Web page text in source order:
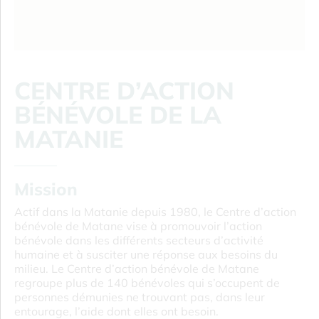
Actif dans la Matanie depuis 1980, le Centre d’action
bénévole de Matane vise à promouvoir l’action
bénévole dans les différents secteurs d’activité
humaine et à susciter une réponse aux besoins du
milieu. Le Centre d’action bénévole de Matane
regroupe plus de 140 bénévoles qui s’occupent de
personnes démunies ne trouvant pas, dans leur
entourage, l’aide dont elles ont besoin.